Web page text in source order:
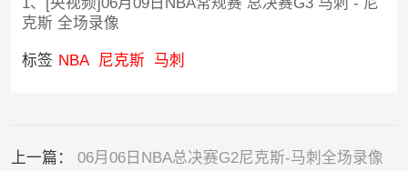
克斯 全场录像
标签 NBA 尼克斯 马刺
上一篇： 06月06日NBA总决赛G2尼克斯-马刺全场录像